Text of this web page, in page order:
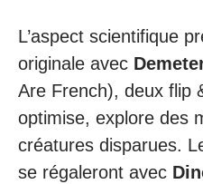
L’aspect scientifique
originale avec
Are French), deux flip
optimise, explore des
créatures disparues.
se régaleront avec